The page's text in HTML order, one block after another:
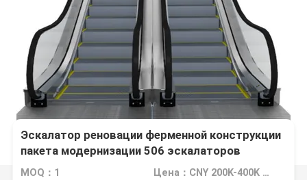
Эскалатор реновации ферменной конструкции
пакета модернизации 506 эскалаторов
оставаясь крытый
MOQ：1 Цена：CNY 200K-400K rise(3m-6m), FOB